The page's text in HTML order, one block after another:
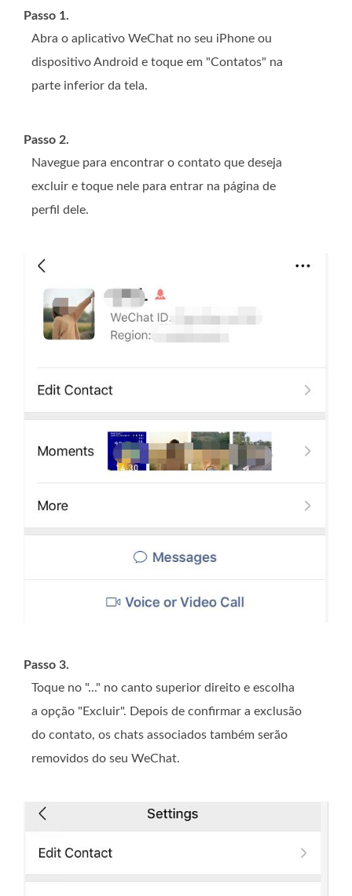
Passo 1.
Abra o aplicativo WeChat no seu iPhone ou
dispositivo Android e toque em "Contatos" na
parte inferior da tela.
Passo 2.
Navegue para encontrar o contato que deseja
excluir e toque nele para entrar na página de
perfil dele.
Passo 3.
Toque no "..." no canto superior direito e escolha
a opção "Excluir". Depois de confirmar a exclusão
do contato, os chats associados também serão
removidos do seu WeChat.